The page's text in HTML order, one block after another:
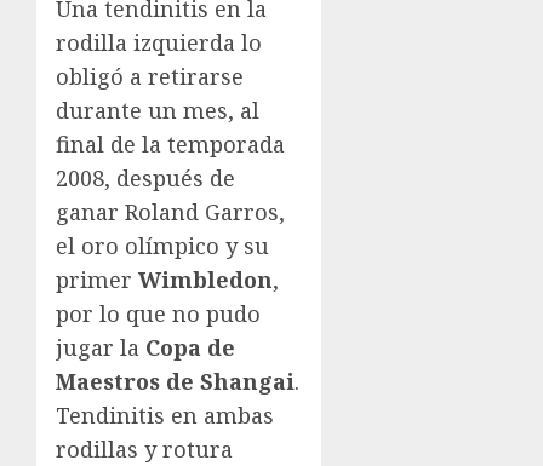
Una tendinitis en la
rodilla izquierda lo
obligó a retirarse
durante un mes, al
final de la temporada
2008, después de
ganar Roland Garros,
el oro olímpico y su
primer Wimbledon,
por lo que no pudo
jugar la Copa de
Maestros de Shangai.
Tendinitis en ambas
rodillas y rotura